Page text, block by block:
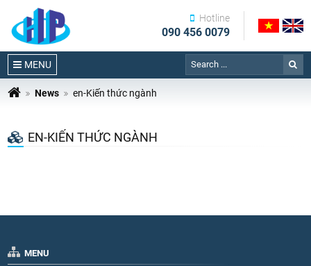
Hotline
090 456 0079
MENU
News en-Kiến thức ngành
EN-KIẾN THỨC NGÀNH
MENU